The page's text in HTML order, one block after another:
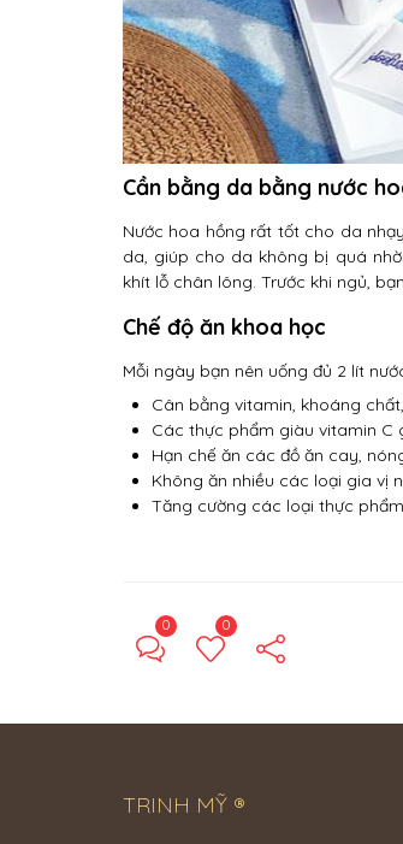
Cần bằng da bằng nước
Nước hoa hồng rất tốt cho da
da, giúp cho da không bị quá
khít lỗ chân lông. Trước khi ngủ,
Chế độ ăn khoa học
Mỗi ngày bạn nên uống đủ 2 lít
Cân bằng vitamin, khoáng
Các thực phẩm giàu vitamin
Hạn chế ăn các đồ ăn cay,
Không ăn nhiều các loại gia vị
Tăng cường các loại thực
0 0
TRINH MỸ ®